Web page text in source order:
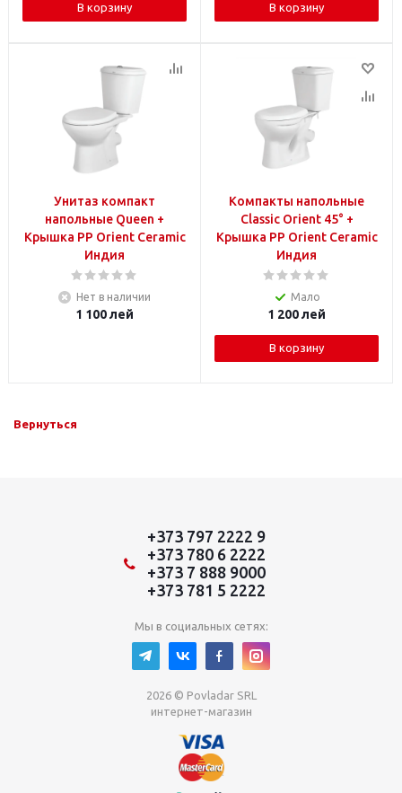
В корзину В корзину
Унитаз компакт
напольные Queen +
Крышка PP Orient Ceramic
Индия
Нет в наличии
1 100лей
Компакты напольные
Classic Orient 45° +
Крышка PP Orient Ceramic
Индия
Мало
1 200лей
В корзину
Вернуться
+373 797 2222 9
+373 780 6 2222
+373 7 888 9000
+373 781 5 2222
Мы в социальных сетях:
2026 © Povladar SRL
интернет-магазин